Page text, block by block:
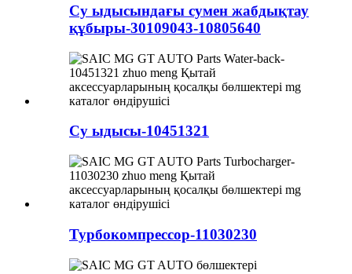
Су ыдысындағы сумен жабдықтау
құбыры-30109043-10805640
Су ыдысы-10451321
Турбокомпрессор-11030230